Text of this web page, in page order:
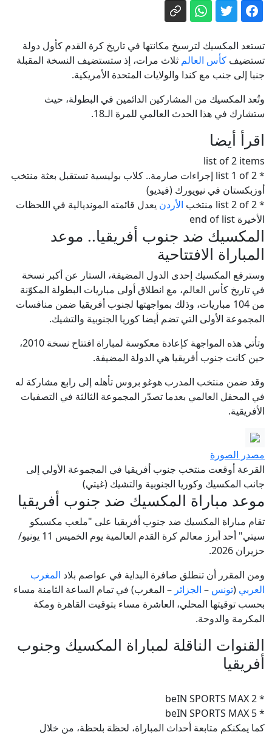
تقترب من 240
وول ستريت جورنال: ترامب يأمر بتحقيق
في تسريبات مخزون الذخائر
أوروبا في مواجهة أزمات تهدد مستقبلها
إيران.. ترمب يتحدث عن نهاية وشيكة
للحرب وسط استياء بشأن نقص الذخيرة
تستعد المكسيك لترسيخ مكانتها في تاريخ كرة القدم كأول دولة
تستضيف كأس العالم ثلاث مرات، إذ ستستضيف النسخة المقبلة
جنبا إلى جنب مع كندا والولايات المتحدة الأمريكية.
وتُعد المكسيك من المشاركين الدائمين في البطولة، حيث
ستشارك في هذا الحدث العالمي للمرة الـ18.
اقرأ أيضا
list of 2 items
* list 1 of 2 إجراءات صارمة.. كلاب بوليسية تستقبل بعثة منتخب
أوزبكستان في نيويورك (فيديو)
* list 2 of 2 منتخب
الأردن يعدل قائمته المونديالية في اللحظات
الأخيرة end of list
المكسيك ضد جنوب أفريقيا.. موعد
المباراة الافتتاحية
وسترفع المكسيك إحدى الدول المضيفة، الستار عن أكبر نسخة
في تاريخ كأس العالم، مع انطلاق أولى مباريات البطولة المكوّنة
من 104 مباريات، وذلك بمواجهتها لجنوب أفريقيا ضمن منافسات
المجموعة الأولى التي تضم أيضا كوريا الجنوبية والتشيك.
وتأتي هذه المواجهة كإعادة معكوسة لمباراة افتتاح نسخة 2010،
حين كانت جنوب أفريقيا هي الدولة المضيفة.
وقد ضمن منتخب المدرب هوغو بروس تأهله إلى رابع مشاركة له
في المحفل العالمي بعدما تصدّر المجموعة الثالثة في التصفيات
الأفريقية.
مصدر الصورة
القرعة أوقعت منتخب جنوب أفريقيا في المجموعة الأولي إلى
جانب المكسيك وكوريا الجنوبية والتشيك (غيتي)
موعد مباراة المكسيك ضد جنوب أفريقيا
تقام مباراة المكسيك ضد جنوب أفريقيا على "ملعب مكسيكو
سيتي" أحد أبرز معالم كرة القدم العالمية يوم الخميس 11 يونيو/
حزيران 2026.
ومن المقرر أن تنطلق صافرة البداية في عواصم بلاد المغرب
العربي (تونس – الجزائر – المغرب) في تمام الساعة الثامنة مساء
بحسب توقيتها المحلي، العاشرة مساء بتوقيت القاهرة ومكة
المكرمة والدوحة.
القنوات الناقلة لمباراة المكسيك وجنوب
أفريقيا
* beIN SPORTS MAX 2
* beIN SPORTS MAX 5
كما يمكنكم متابعة أحداث المباراة، لحظة بلحظة، من خلال